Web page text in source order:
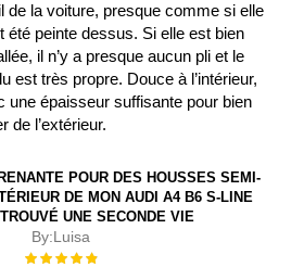
de la voiture, presque comme si elle
été peinte dessus. Si elle est bien
il n’y a presque aucun pli et le
est très propre. Douce à l’intérieur,
une épaisseur suffisante pour bien
de l’extérieur.
POUR DES HOUSSES SEMI-
DE MON AUDI A4 B6 S-LINE
UNE SECONDE VIE
By:Luisa
Évaluation :